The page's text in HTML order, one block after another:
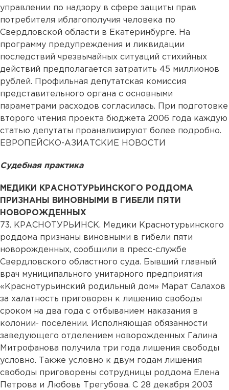
управлении по надзору в сфере защиты прав
потребителя иблагополучия человека по
Свердловской области в Екатеринбурге. На
программу предупреждения и ликвидации
последствий чрезвычайных ситуаций стихийных
действий предполагается затратить 45 миллионов
рублей. Профильная депутатская комиссия
представительного органа с основными
параметрами расходов согласилась. При подготовке
второго чтения проекта бюджета 2006 года каждую
статью депутаты проанализируют более подробно.
ЕВРОПЕЙСКО-АЗИАТСКИЕ НОВОСТИ
Судебная практика
МЕДИКИ КРАСНОТУРЬИНСКОГО РОДДОМА
ПРИЗНАНЫ ВИНОВНЫМИ В ГИБЕЛИ ПЯТИ
НОВОРОЖДЕННЫХ
73. КРАСНОТУРЬИНСК. Медики Краснотурьинского
роддома признаны виновными в гибели пяти
новорожденных, сообщили в пресс-службе
Свердловского областного суда. Бывший главный
врач муниципального унитарного предприятия
«Краснотурьинский родильный дом» Марат Салахов
за халатность приговорен к лишению свободы
сроком на два года с отбыванием наказания в
колонии- поселении. Исполняющая обязанности
заведующего отделением новорожденных Галина
Митрофанова получила три года лишения свободы
условно. Также условно к двум годам лишения
свободы приговорены сотрудницы роддома Елена
Петрова и Любовь Трегубова. С 28 декабря 2003